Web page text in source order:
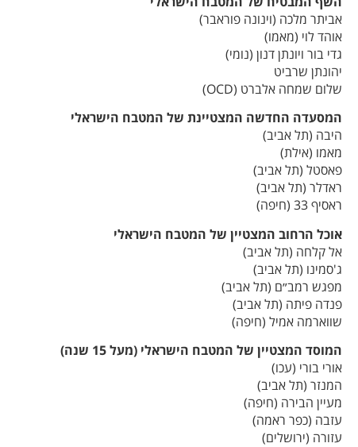
אביתר מלכה (וינונה פוראבר)
אוהד לוי (מאמו)
גדי בור ויונתן דנון (נומי)
יהונתן שרביט
שלום שמחה אלברט (OCD)
המסעדה החדשה המצטיינת של המטבח הישראלי
היבה (תל אביב)
מאמו (אילת)
פאסטל (תל אביב)
ראדלר (תל אביב)
ראסיף 33 (חיפה)
אוכל הרחוב המצטיין של המטבח הישראלי
אל קלחה (תל אביב)
ג'סמינו (תל אביב)
מפגש רמב״ם (תל אביב)
פנדה פיתה (תל אביב)
שווארמה אמיל (חיפה)
המוסד המצטיין של המטבח הישראלי (מעל 15 שנה)
אורי בורי (עכו)
המנזר (תל אביב)
מעיין הבירה (חיפה)
עזבה (כפר ראמה)
עזורה (ירושלים)